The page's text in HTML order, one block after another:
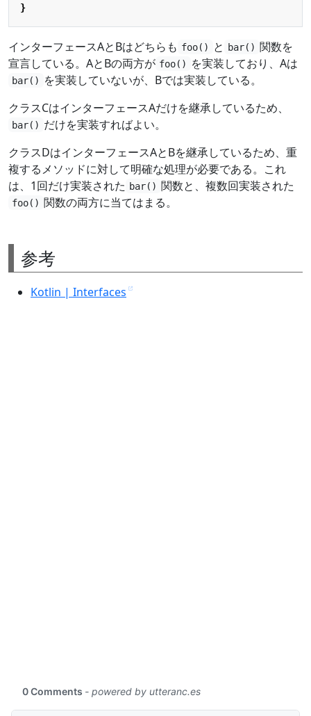
}
インターフェースAとBはどちらも foo() と bar() 関数を
宣言している。AとBの両方が foo() を実装しており、Aは
bar()
を実装していないが、Bでは実装している。
クラスCはインターフェースAだけを継承しているため、
bar() だけを実装すればよい。
クラスDはインターフェースAとBを継承しているため、重
複するメソッドに対して明確な処理が必要である。これ
は、1回だけ実装された bar() 関数と、複数回実装された
foo() 関数の両方に当てはまる。
参考
Kotlin | Interfaces